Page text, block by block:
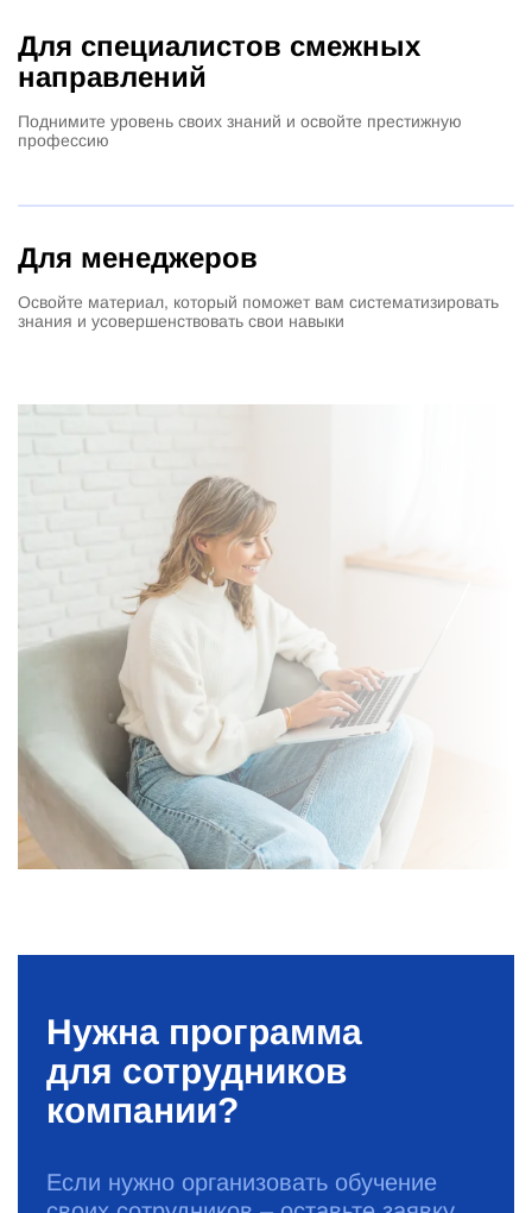
Для специалистов смежных
направлений
Поднимите уровень своих знаний и освойте престижную
профессию
Для менеджеров
Освойте материал, который поможет вам систематизировать
знания и усовершенствовать свои навыки
Нужна программа
для сотрудников
компании?
Если нужно организовать обучение